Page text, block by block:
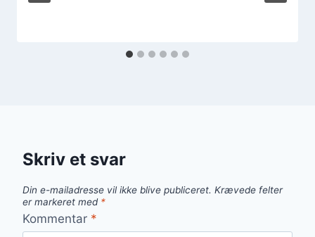
Skriv et svar
Din e-mailadresse vil ikke blive publiceret. Krævede felter
er markeret med *
Kommentar *